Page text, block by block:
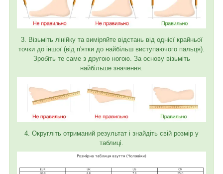
3. Візьміть лінійку та виміряйте відстань від однієї крайньої
точки до іншої (від п'ятки до найбільш виступаючого пальця).
Зробіть те саме з другою ногою. За основу візьміть
найбільше значення.
4. Округліть отриманий результат і знайдіть свій розмір у
таблиці.